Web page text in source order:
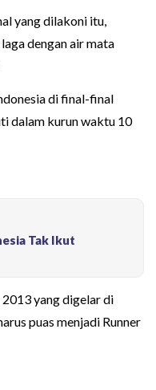
yang dilakoni itu,
dengan air mata
di final-final
dalam kurun waktu 10
Tak Ikut
2013 yang digelar di
puas menjadi Runner